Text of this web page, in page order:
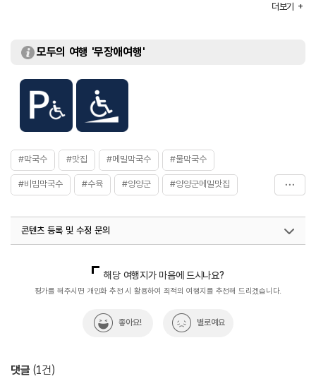
더보기
모두의 여행 '무장애여행'
#막국수 #맛집 #메밀막국수 #물막국수
#비빔막국수 #수육 #양양군 #양양군메밀맛집
콘텐츠 등록 및 수정 문의
열린관광콘텐츠팀(열린관광-모두의여행)
033-738-3425
해당 여행지가 마음에 드시나요?
평가를 해주시면 개인화 추천 시 활용하여 최적의 여행지를 추천해 드리겠습니다.
좋아요! 별로예요
댓글 (1건)